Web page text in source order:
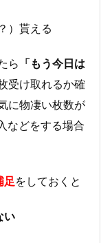
）貰える
ら 「もう今日は
受け取れるか確
に物凄い枚数が
などをする場合
足をしておくと
い